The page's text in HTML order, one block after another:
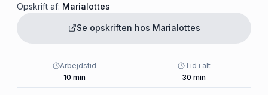
Opskrift af: Marialottes
Se opskriften hos Marialottes
Arbejdstid
10 min
Tid i alt
30 min